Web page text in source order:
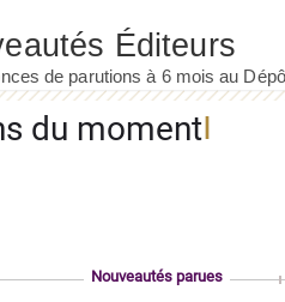
du moment
Nouveautés parues